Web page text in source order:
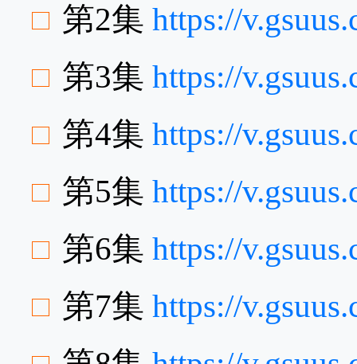
第2集 https://
第3集 https://
第4集 https://
第5集 https://
第6集 https://
第7集 https://